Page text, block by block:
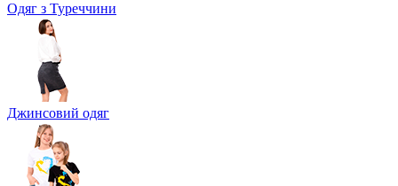
Одяг з Туреччини
Джинсовий одяг